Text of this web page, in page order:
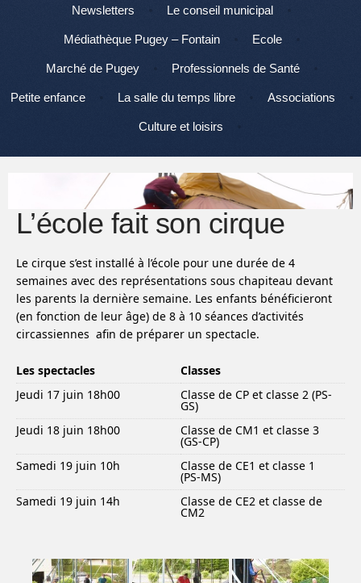
Newsletters Le conseil municipal
Médiathèque Pugey – Fontain Ecole
Marché de Pugey Professionnels de Santé
Petite enfance La salle du temps libre Associations
Culture et loisirs
L’école fait son cirque
Le cirque s’est installé à l’école pour une durée de 4
semaines avec des représentations sous chapiteau devant
les parents la dernière semaine. Les enfants bénéficieront
(en fonction de leur âge) de 8 à 10 séances d’activités
circassiennes afin de préparer un spectacle.
Les spectacles
Classes
Jeudi 17 juin 18h00
Classe de CP et classe 2 (PS-
GS)
Jeudi 18 juin 18h00
Classe de CM1 et classe 3
(GS-CP)
Samedi 19 juin 10h
Classe de CE1 et classe 1
(PS-MS)
Samedi 19 juin 14h
Classe de CE2 et classe de
CM2